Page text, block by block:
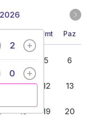
Cmt Paz
4 5 6
11 12 13
18 19 20
2
0